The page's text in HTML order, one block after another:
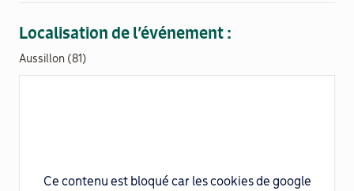
Localisation de l’événement :
Aussillon (81)
Ce contenu est bloqué car les cookies de google